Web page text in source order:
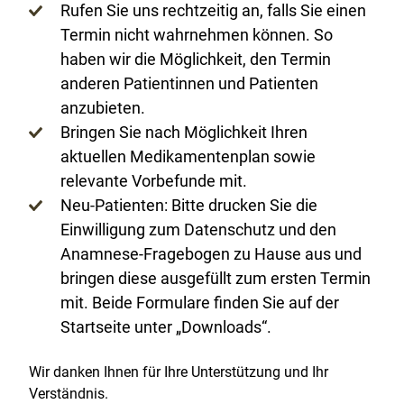
Rufen Sie uns rechtzeitig an, falls Sie einen
Termin nicht wahrnehmen können. So
haben wir die Möglichkeit, den Termin
anderen Patientinnen und Patienten
anzubieten.
Bringen Sie nach Möglichkeit Ihren
aktuellen Medikamentenplan sowie
relevante Vorbefunde mit.
Neu-Patienten: Bitte drucken Sie die
Einwilligung zum Datenschutz und den
Anamnese-Fragebogen zu Hause aus und
bringen diese ausgefüllt zum ersten Termin
mit. Beide Formulare finden Sie auf der
Startseite unter „Downloads“.
Wir danken Ihnen für Ihre Unterstützung und Ihr
Verständnis.